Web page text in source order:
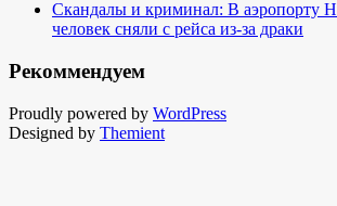
Скандалы и криминал: В аэропорту
человек сняли с рейса из-за драки
Рекоммендуем
Proudly powered by WordPress
Designed by Themient